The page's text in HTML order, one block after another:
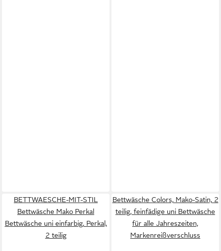
BETTWAESCHE-MIT-STIL
Bettwäsche Mako Perkal
Bettwäsche uni einfarbig, Perkal,
2 teilig
Bettwäsche Colors, Mako-Satin, 2
teilig, feinfädige uni Bettwäsche
für alle Jahreszeiten,
Markenreißverschluss